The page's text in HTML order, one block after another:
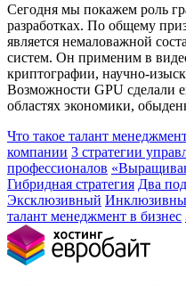
Сегодня мы покажем роль
разработках. По общему
является немаловажной
систем. Он применим в
криптографии, научно-
Возможности GPU сделали
областях экономики,
Что такое талант
компании 3 стратегии
профессионалов
Гибридная стратегия Два
Эксклюзивный
талант менеджмент в бизнес